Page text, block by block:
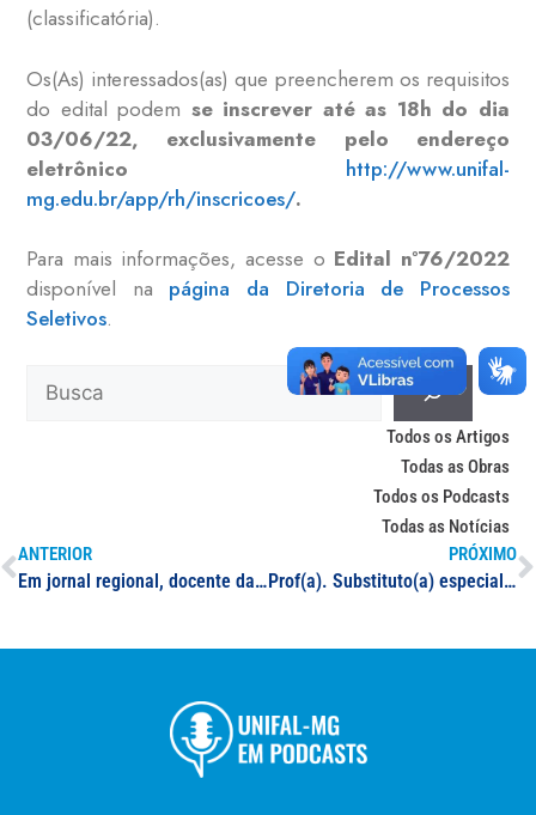
(classificatória).
Os(As) interessados(as) que preencherem os requisitos
do edital podem se inscrever até as 18h do dia
03/06/22, exclusivamente pelo endereço
eletrônico http://www.unifal-
mg.edu.br/app/rh/inscricoes/.
Para mais informações, acesse o Edital nº76/2022
disponível na página da Diretoria de Processos
Seletivos.
Todos os Artigos
Todas as Obras
Todos os Podcasts
Todas as Notícias
ANTERIOR
Em jornal regional, docente da UNIFAL-MG cita benefícios do café para a saúde
PRÓXIMO
Prof(a). Substituto(a) especialista: Radiologia e diagnóstico por imagem